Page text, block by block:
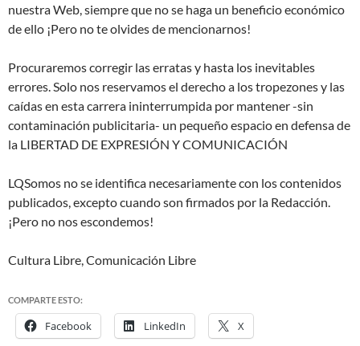
nuestra Web, siempre que no se haga un beneficio económico
de ello ¡Pero no te olvides de mencionarnos!
Procuraremos corregir las erratas y hasta los inevitables
errores. Solo nos reservamos el derecho a los tropezones y las
caídas en esta carrera ininterrumpida por mantener -sin
contaminación publicitaria- un pequeño espacio en defensa de
la LIBERTAD DE EXPRESIÓN Y COMUNICACIÓN
LQSomos no se identifica necesariamente con los contenidos
publicados, excepto cuando son firmados por la Redacción.
¡Pero no nos escondemos!
Cultura Libre, Comunicación Libre
COMPARTE ESTO:
Facebook LinkedIn X